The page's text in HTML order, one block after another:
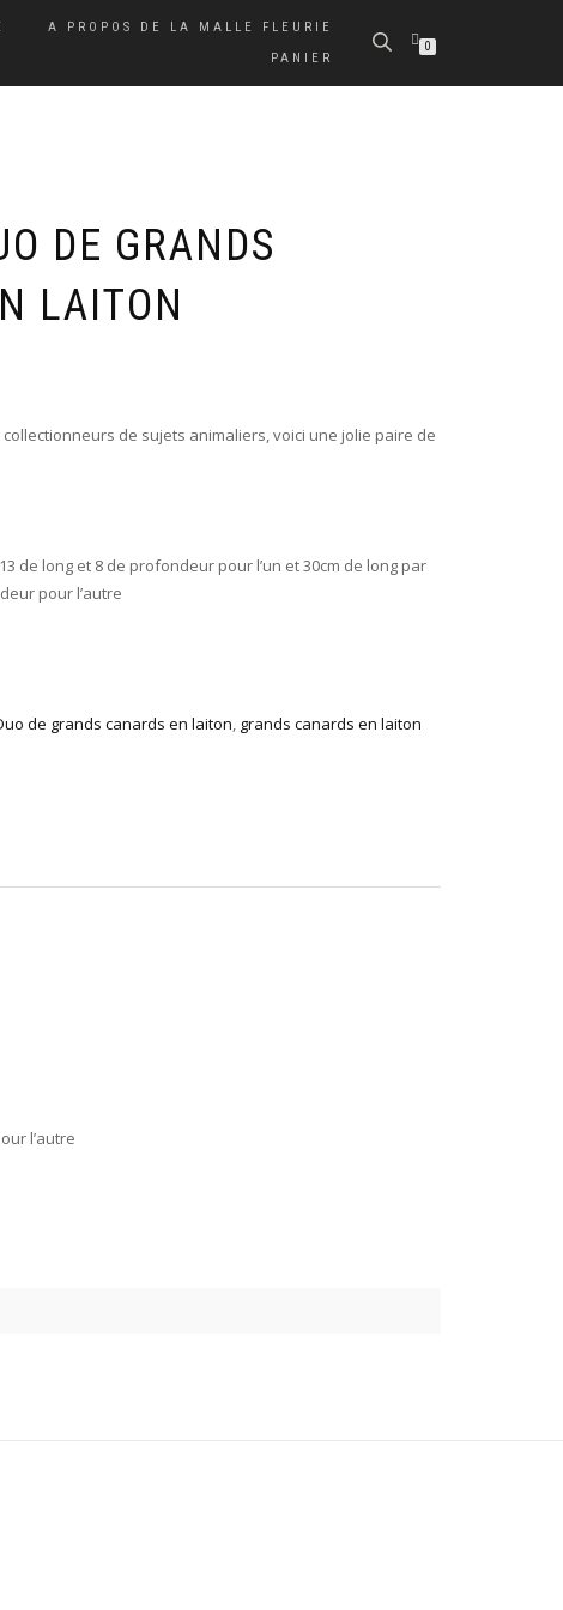
A PROPOS DE LA MALLE FLEURIE
PANIER
0
DE GRANDS
LAITON
de sujets animaliers, voici une jolie paire de
de long et 8 de profondeur pour l’un et 30cm de long par
pour l’autre
de grands canards en laiton, grands canards en laiton
l’autre